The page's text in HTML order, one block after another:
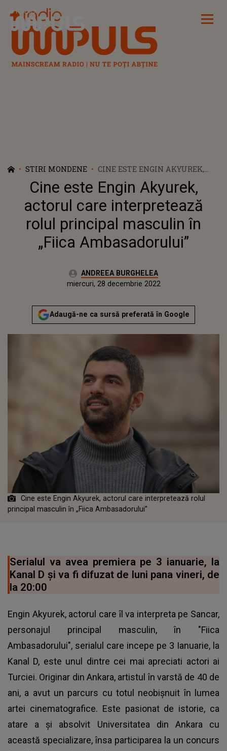
Radio Impuls
STIRI MONDENE
CINE ESTE ENGIN AKYUREK,
ACTORUL CARE
INTERPRETEAZĂ ROLUL
PRINCIPAL MASCULIN ÎN „FIICA
AMBASADORULUI”
Cine este Engin Akyurek,
actorul care interpretează
rolul principal masculin în
„Fiica Ambasadorului”
Autor:ANDREEA BURGHELEA
marți, 28 decembrie 2021
Actualizat:
miercuri, 28 decembrie 2022
Adaugă-ne ca sursă preferată în Google
Cine este Engin Akyurek, actorul care interpretează rolul
principal masculin în „Fiica Ambasadorului”
Serialul va avea premiera pe 3 ianuarie, la
Kanal D și va fi difuzat de luni pana vineri, de
la 20:00
Engin Akyurek, actorul care îl va interpreta pe Sancar,
personajul principal masculin, în "Fiica
Ambasadorului", serialul care incepe pe 3 Ianuarie, la
Kanal D, este unul dintre cei mai apreciati actori ai
Turciei. Originar din Ankara, artistul în varstă de 40 de
ani, a avut un parcurs cu totul neobișnuit în lumea
artei cinematografice. Este pasionat de istorie, ca
atare a și absolvit Universitatea din Ankara cu
această specializare, însa participarea la un concurs